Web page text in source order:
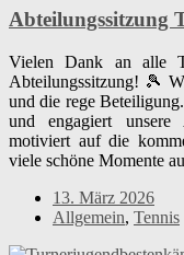
Abteilungssitzung
Vielen Dank an alle
Abteilungssitzung! 🎾
und die rege
und engagiert
motiviert auf die
viele schöne Momente
13. März 2026
Allgemein, Tennis